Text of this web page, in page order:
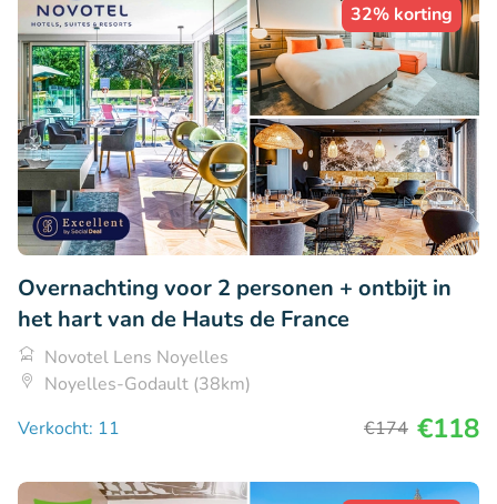
32% korting
Overnachting voor 2 personen + ontbijt in
het hart van de Hauts de France
Novotel Lens Noyelles
Noyelles-Godault (38km)
Verkocht: 11
€174 €118